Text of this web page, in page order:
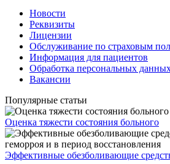
Новости
Реквизиты
Лицензии
Обслуживание по страховым
Информация для пациентов
Обработка персональных
Вакансии
Популярные статьи
Оценка тяжести состояния больного
Эффективные обезболивающие